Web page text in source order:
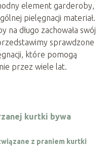
element garderoby,
pielęgnacji materiał.
na długo zachowała swój
sprawdzone
które pomogą
przez wiele lat.
kurtki bywa
z praniem kurtki